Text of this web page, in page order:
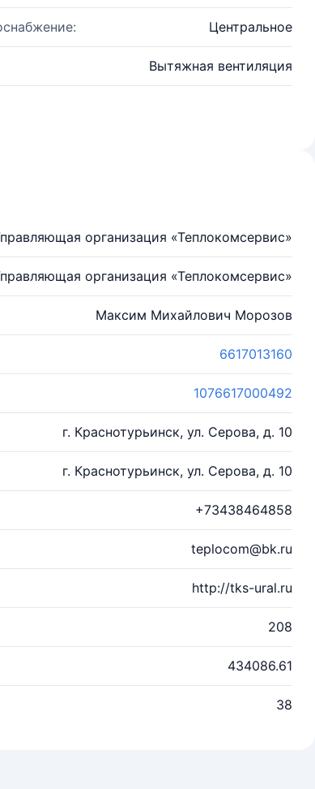
Центральное
Вытяжная вентиляция
организация «Теплокомсервис»
организация «Теплокомсервис»
Максим Михайлович Морозов
6617013160
1076617000492
г. Краснотурьинск, ул. Серова, д. 10
г. Краснотурьинск, ул. Серова, д. 10
+73438464858
teplocom@bk.ru
http://tks-ural.ru
208
434086.61
38